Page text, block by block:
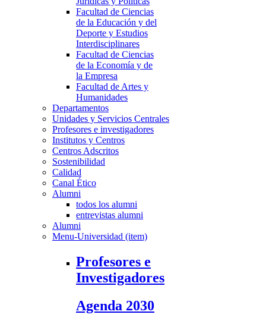
Facultad de Ciencias
de la Educación y del
Deporte y Estudios
Interdisciplinares
Facultad de Ciencias
de la Economía y de
la Empresa
Facultad de Artes y
Humanidades
Departamentos
Unidades y Servicios Centrales
Profesores e investigadores
Institutos y Centros
Centros Adscritos
Sostenibilidad
Calidad
Canal Ético
Alumni
todos los alumni
entrevistas alumni
Alumni
Menu-Universidad (item)
Profesores e
Investigadores
Agenda 2030